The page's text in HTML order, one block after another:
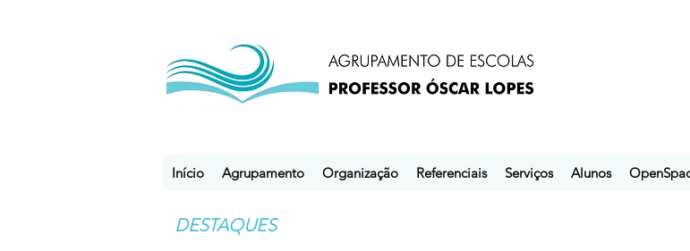
Início Agrupamento Organização Referenciais Serviços Alunos
DESTAQUES